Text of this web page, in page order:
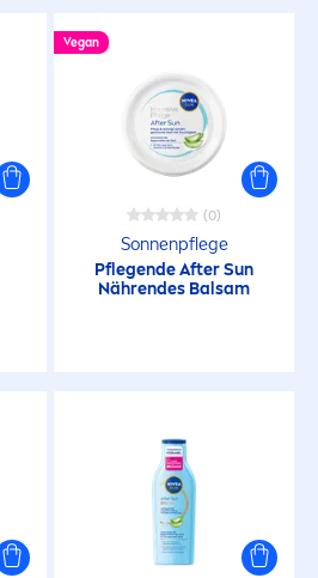
Vegan
(0)
Sonnenpflege
Pflegende AfterSun
Nährendes Balsam